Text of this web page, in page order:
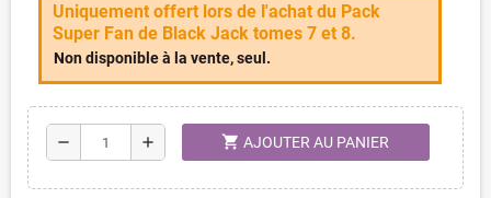
Uniquement offert lors de l'achat du Pack
Super Fan de Black Jack tomes 7 et 8.
Non disponible à la vente, seul.
remove add shopping_cart AJOUTER AU PANIER